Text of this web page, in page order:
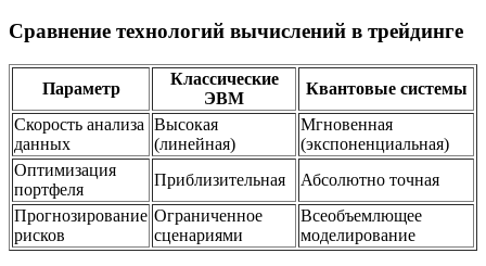
Сравнение технологий вычислений в трейдинге
Параметр
Классические
ЭВМ
Квантовые системы
Скорость анализа
данных
Высокая
(линейная)
Мгновенная
(экспоненциальная)
Оптимизация
портфеля
Приблизительная
Абсолютно точная
Прогнозирование
рисков
Ограниченное
сценариями
Всеобъемлющее
моделирование